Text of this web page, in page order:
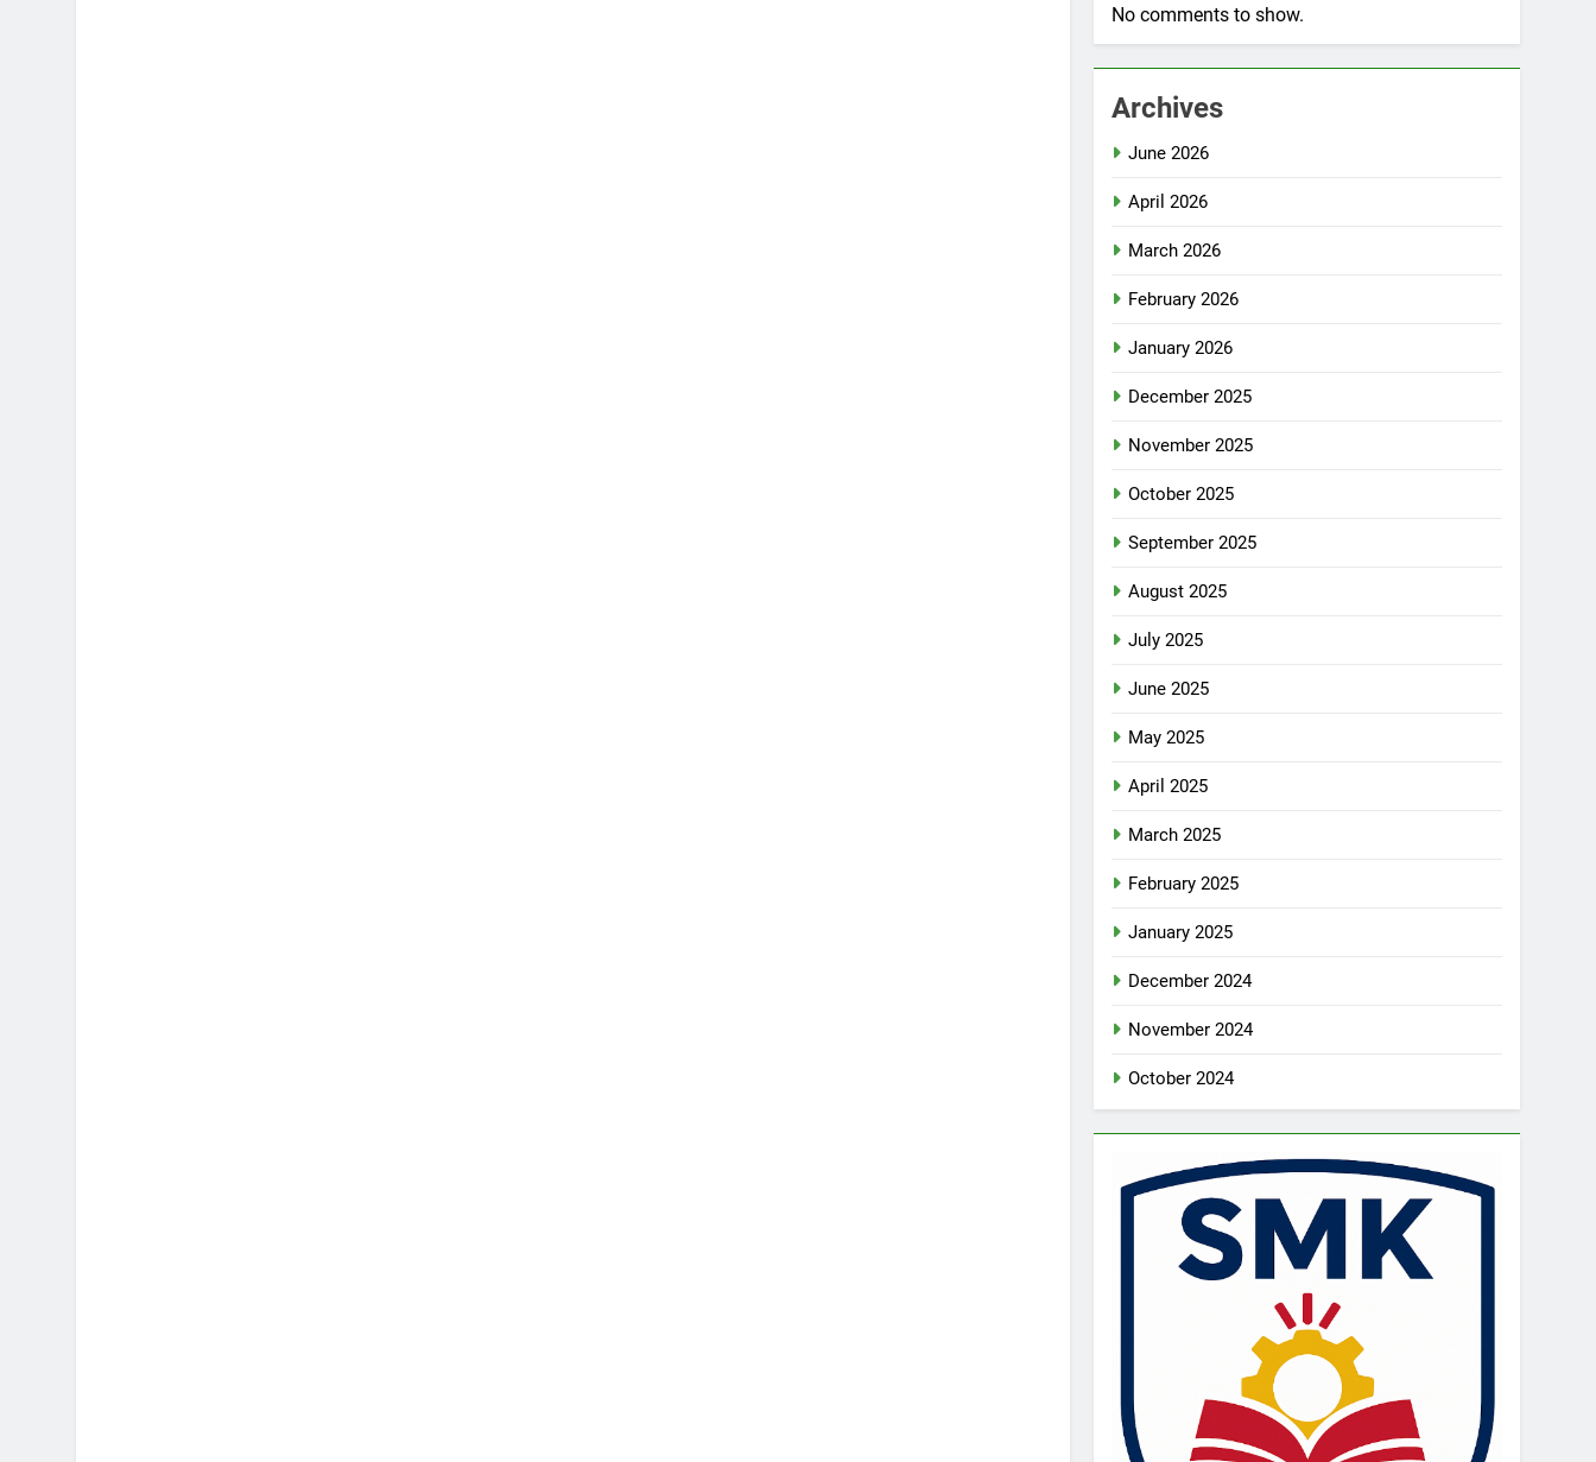
No comments to show.
Archives
June 2026
April 2026
March 2026
February 2026
January 2026
December 2025
November 2025
October 2025
September 2025
August 2025
July 2025
June 2025
May 2025
April 2025
March 2025
February 2025
January 2025
December 2024
November 2024
October 2024